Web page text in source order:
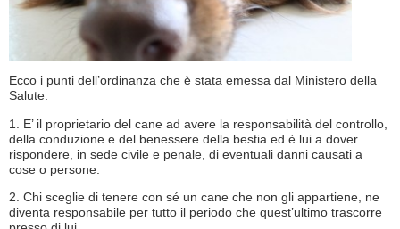
Ecco i punti dell’ordinanza che è stata emessa dal Ministero della
Salute.
1. E’ il proprietario del cane ad avere la responsabilità del controllo,
della conduzione e del benessere della bestia ed è lui a dover
rispondere, in sede civile e penale, di eventuali danni causati a
cose o persone.
2. Chi sceglie di tenere con sé un cane che non gli appartiene, ne
diventa responsabile per tutto il periodo che quest’ultimo trascorre